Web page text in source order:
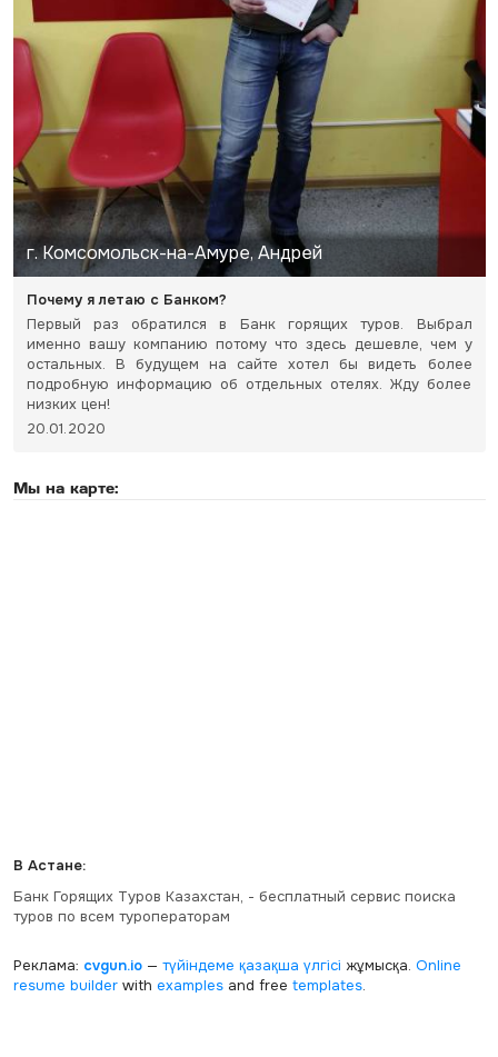
г. Комсомольск-на-Амуре, Андрей
Почему я летаю с Банком?
Первый раз обратился в Банк горящих туров. Выбрал
именно вашу компанию потому что здесь дешевле, чем у
остальных. В будущем на сайте хотел бы видеть более
подробную информацию об отдельных отелях. Жду более
низких цен!
20.01.2020
Мы на карте:
В Астане:
Банк Горящих Туров Казахстан, - бесплатный сервис поиска
туров по всем туроператорам
Реклама: cvgun.io— түйіндеме қазақша үлгісі жұмысқа. Online
resume builderwith examplesand free templates.